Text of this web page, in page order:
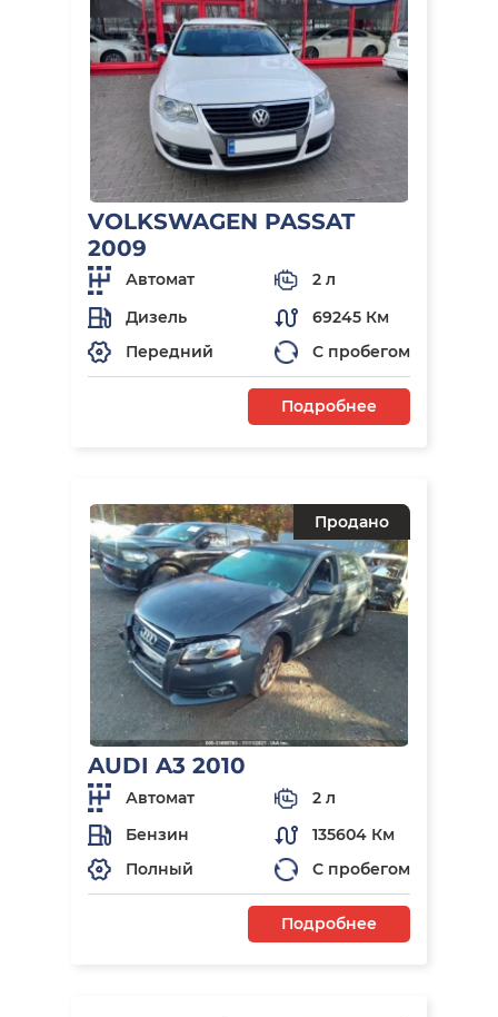
VOLKSWAGEN PASSAT
2009
Автомат
2 л
Дизель
69245 Км
Передний
С пробегом
Подробнее
Продано
AUDI A3 2010
Автомат
2 л
Бензин
135604 Км
Полный
С пробегом
Подробнее